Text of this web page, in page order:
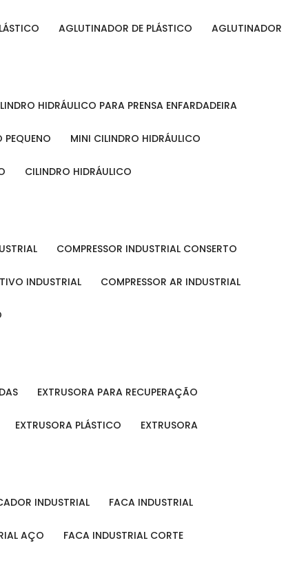
AGLUTINADOR DE PLÁSTICO AGLUTINADOR
HIDRÁULICO PARA PRENSA ENFARDADEIRA
PEQUENO MINI CILINDRO HIDRÁULICO
CILINDRO HIDRÁULICO
COMPRESSOR INDUSTRIAL CONSERTO
INDUSTRIAL COMPRESSOR AR INDUSTRIAL
EXTRUSORA PARA RECUPERAÇÃO
EXTRUSORA PLÁSTICO EXTRUSORA
INDUSTRIAL FACA INDUSTRIAL
AÇO FACA INDUSTRIAL CORTE